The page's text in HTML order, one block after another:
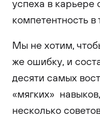
успеха в
компетентность в
Мы не хотим,
же ошибку, и
десяти самых
«мягких»
несколько